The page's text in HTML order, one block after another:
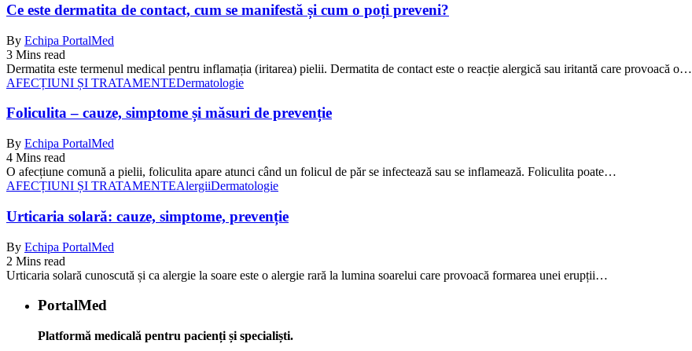
Ce este dermatita de contact, cum se manifestă și cum o poți preveni?
By Echipa PortalMed
3 Mins read
Dermatita este termenul medical pentru inflamația (iritarea) pielii. Dermatita de contact este o reacție alergică sau iritantă care provoacă o…
AFECȚIUNI ȘI TRATAMENTEDermatologie
Foliculita – cauze, simptome și măsuri de prevenție
By Echipa PortalMed
4 Mins read
O afecțiune comună a pielii, foliculita apare atunci când un folicul de păr se infectează sau se inflamează. Foliculita poate…
AFECȚIUNI ȘI TRATAMENTEAlergiiDermatologie
Urticaria solară: cauze, simptome, prevenție
By Echipa PortalMed
2 Mins read
Urticaria solară cunoscută și ca alergie la soare este o alergie rară la lumina soarelui care provoacă formarea unei erupții…
PortalMed
Platformă medicală pentru pacienți și specialiști.